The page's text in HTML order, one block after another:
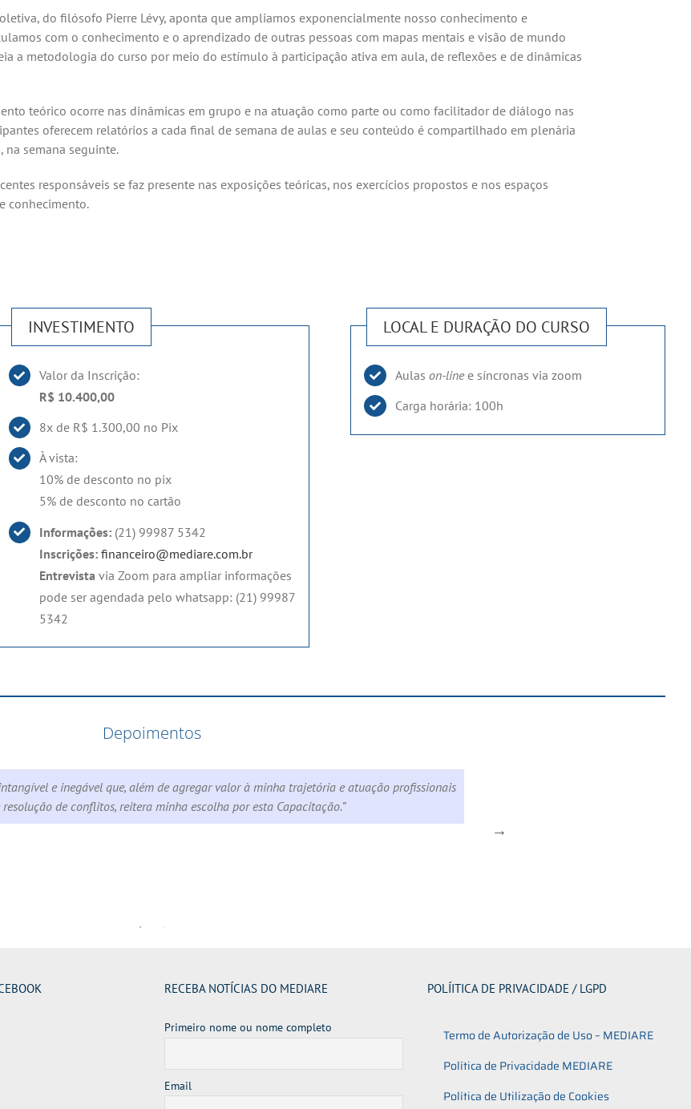
do filósofo Pierre Lévy, aponta que ampliamos exponencialmente nosso conhecimento e
com o conhecimento e o aprendizado de outras pessoas com mapas mentais e visão de mundo
a metodologia do curso por meio do estímulo à participação ativa em aula, de reflexões e de dinâmicas
teórico ocorre nas dinâmicas em grupo e na atuação como parte ou como facilitador de diálogo nas
oferecem relatórios a cada final de semana de aulas e seu conteúdo é compartilhado em plenária
semana seguinte.
responsáveis se faz presente nas exposições teóricas, nos exercícios propostos e nos espaços
conhecimento.
INVESTIMENTO
Valor da Inscrição:
R$ 10.400,00
8x de R$ 1.300,00 no Pix
À vista:
10% de desconto no pix
5% de desconto no cartão
Informações: (21) 99987 5342
Inscrições: financeiro@mediare.com.br
Entrevista via Zoom para ampliar informações
pode ser agendada pelo whatsapp: (21) 99987
5342
LOCAL E DURAÇÃO DO CURSO
Aulas on-linee síncronas via zoom
Carga horária: 100h
Depoimentos
intangível e inegável que, além de agregar valor à minha trajetória e atuação profissionais
de conflitos, reitera minha escolha por esta Capacitação.”
RECEBA NOTÍCIAS DO MEDIARE
Primeiro nome ou nome completo
Email
POLÍITICA DE PRIVACIDADE / LGPD
Termo de Autorização de Uso – MEDIARE
Política de Privacidade MEDIARE
Política de Utilização de Cookies